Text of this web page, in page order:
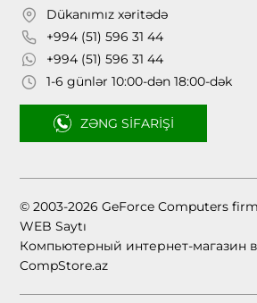
Dükanımız xəritədə
+994 (51) 596 31 44
+994 (51) 596 31 44
1-6 günlər 10:00-dən 18:00-dək
ZƏNG SIFARIŞI
© 2003-2026 GeForce Computers
WEB Saytı
Компьютерный интернет-магазин
CompStore.az